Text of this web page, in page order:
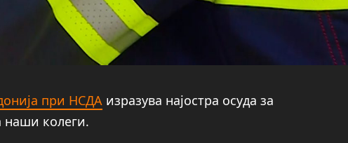
при НСДА изразува најостра осуда за
наши колеги.